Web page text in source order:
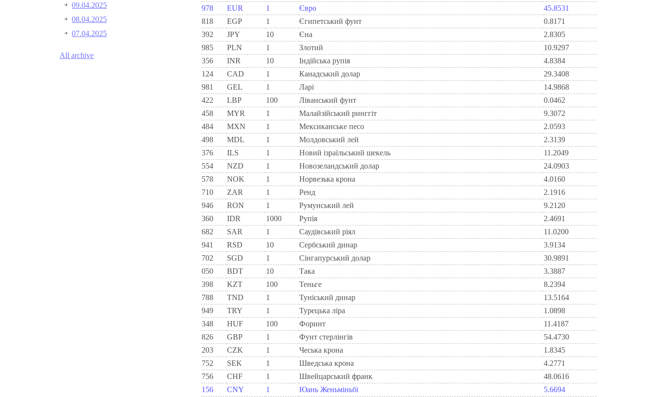
09.04.2025
08.04.2025
07.04.2025
All archive
978
EUR 1 Євро
45.8531
818
EGP 1 Єгипетський фунт
0.8171
392
JPY 10 Єна
2.8305
985
PLN 1 Злотий
10.9297
356
INR 10 Індійська рупія
4.8384
124
CAD 1 Канадський долар
29.3408
981
GEL 1 Ларi
14.9868
422
LBP 100 Ліванський фунт
0.0462
458
MYR 1 Малайзійський ринггіт
9.3072
484
MXN 1 Мексиканське песо
2.0593
498
MDL 1 Молдовський лей
2.3139
376
ILS 1 Новий ізраїльський шекель
11.2049
554
NZD 1 Новозеландський долар
24.0903
578
NOK 1 Норвезька крона
4.0160
710
ZAR 1 Ренд
2.1916
946
RON 1 Румунський лей
9.2120
360
IDR 1000 Рупія
2.4691
682
SAR 1 Саудівський ріял
11.0200
941
RSD 10 Сербський динар
3.9134
702
SGD 1 Сінгапурський долар
30.9891
050
BDT 10 Така
3.3887
398
KZT 100 Теньге
8.2394
788
TND 1 Туніський динар
13.5164
949
TRY 1 Турецька ліра
1.0898
348
HUF 100 Форинт
11.4187
826
GBP 1 Фунт стерлінгів
54.4730
203
CZK 1 Чеська крона
1.8345
752
SEK 1 Шведська крона
4.2771
756
CHF 1 Швейцарський франк
48.0616
156
CNY 1 Юань Женьміньбі 5.6694